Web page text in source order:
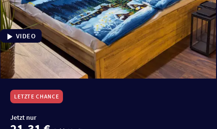
VIDEO
LETZTE CHANCE
Jetzt nur